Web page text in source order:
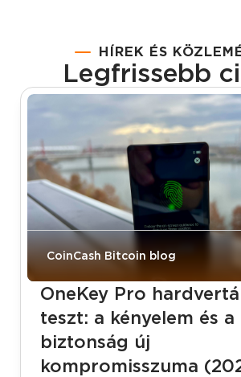
HÍREK ÉS
Legfrissebb
CoinCash Bitcoin blog
OneKey Pro
teszt: a kényelem és a
biztonság új
kompromisszuma